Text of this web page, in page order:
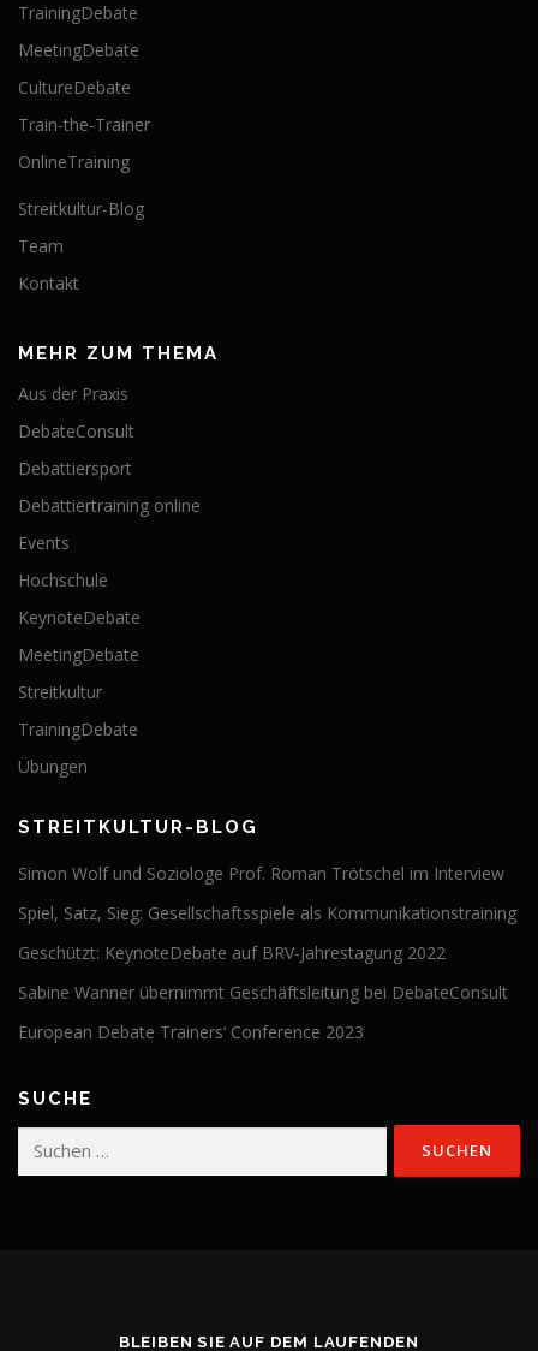
TrainingDebate
MeetingDebate
CultureDebate
Train-the-Trainer
OnlineTraining
Streitkultur-Blog
Team
Kontakt
MEHR ZUM THEMA
Aus der Praxis
DebateConsult
Debattiersport
Debattiertraining online
Events
Hochschule
KeynoteDebate
MeetingDebate
Streitkultur
TrainingDebate
Übungen
STREITKULTUR-BLOG
Simon Wolf und Soziologe Prof. Roman Trötschel im Interview
Spiel, Satz, Sieg: Gesellschaftsspiele als Kommunikationstraining
Geschützt: KeynoteDebate auf BRV-Jahrestagung 2022
Sabine Wanner übernimmt Geschäftsleitung bei DebateConsult
European Debate Trainers‘ Conference 2023
SUCHE
Suchen
BLEIBEN SIE AUF DEM LAUFENDEN